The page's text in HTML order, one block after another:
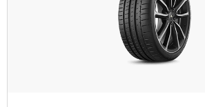
Všechny typy (25)